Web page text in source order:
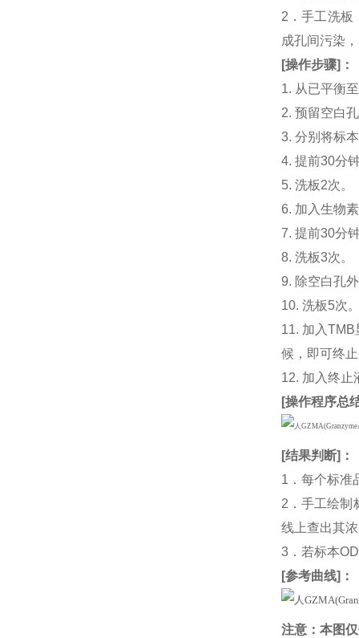
2．手工洗板
成孔间污染
[操作步骤] ：
1. 从已平衡
2. 预留空白
3. 分别将标
4. 提前30分
5. 洗板2次。
6. 加入生物
7. 提前30分
8. 洗板3次。
9. 除空白孔
10. 洗板5次
11. 加入
候，即可终
12. 加入终止
[操作程序总
[结果判断]：
1．每个标准
2．手工绘制
线上查出其
3．若标本
[参考曲线]：
注意：本图